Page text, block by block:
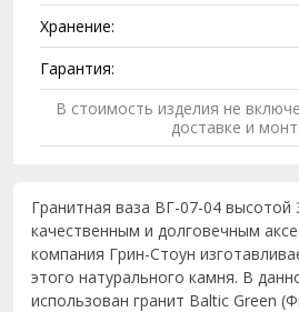
Хранение:
Гарантия:
В стоимость изделия не
доставке и
Гранитная ваза ВГ-07-04 высотой
качественным и долговечным
компания Грин-Стоун
этого натурального камня. В
использован гранит Baltic Green